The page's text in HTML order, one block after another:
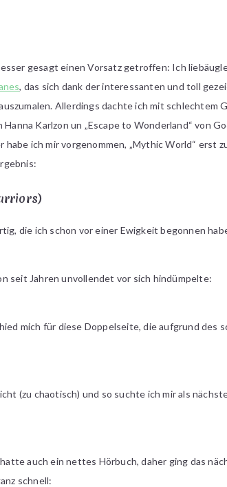
gesagt einen Vorsatz getroffen: Ich
, das sich dank der interessanten und toll
Allerdings dachte ich mit schlechtem
Karlzon un „Escape to Wonderland“ von
ich mir vorgenommen, „Mythic World“ erst
die ich schon vor einer Ewigkeit begonnen
seit Jahren unvollendet vor sich hindümpelte:
mich für diese Doppelseite, die aufgrund des
(zu chaotisch) und so suchte ich mir als
auch ein nettes Hörbuch, daher ging das
schnell: